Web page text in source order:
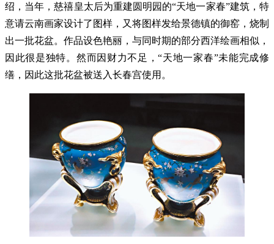
绍，当年，慈禧皇太后为重建圆明园的“天地一家春”建筑，特
意请云南画家设计了图样，又将图样发给景德镇的御窑，烧制
出一批花盆。作品设色艳丽，与同时期的部分西洋绘画相似，
因此很是独特。然而因财力不足，“天地一家春”未能完成修
缮，因此这批花盆被送入长春宫使用。